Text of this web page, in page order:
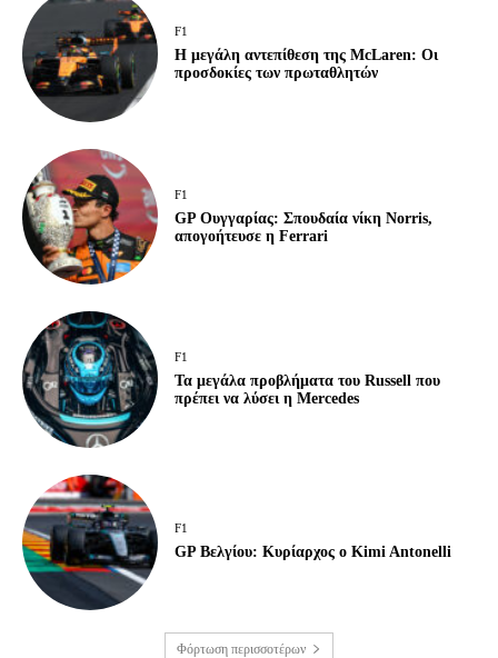
F1
Η μεγάλη αντεπίθεση της McLaren: Οι
προσδοκίες των πρωταθλητών
F1
GP Ουγγαρίας: Σπουδαία νίκη Norris,
απογοήτευσε η Ferrari
F1
Τα μεγάλα προβλήματα του Russell που
πρέπει να λύσει η Mercedes
F1
GP Βελγίου: Κυρίαρχος ο Kimi Antonelli
Φόρτωση περισσοτέρων